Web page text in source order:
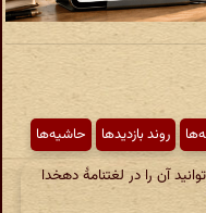
روند بازدیدها حاشیه‌ها
آن را در لغتنامهٔ دهخدا